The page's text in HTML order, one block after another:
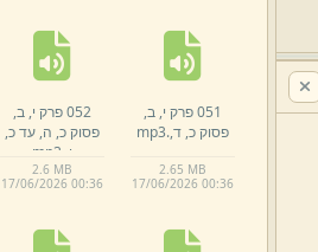
י,
051 פרק י,
ב,
פסוק כ, ד,.
mp3
2.65 MB
17/06/2026 00:36
052 פרק י,
ב,
פסוק כ, ה, עד כ,
ו, mp3
2.6 MB
17/06/2026 00:36